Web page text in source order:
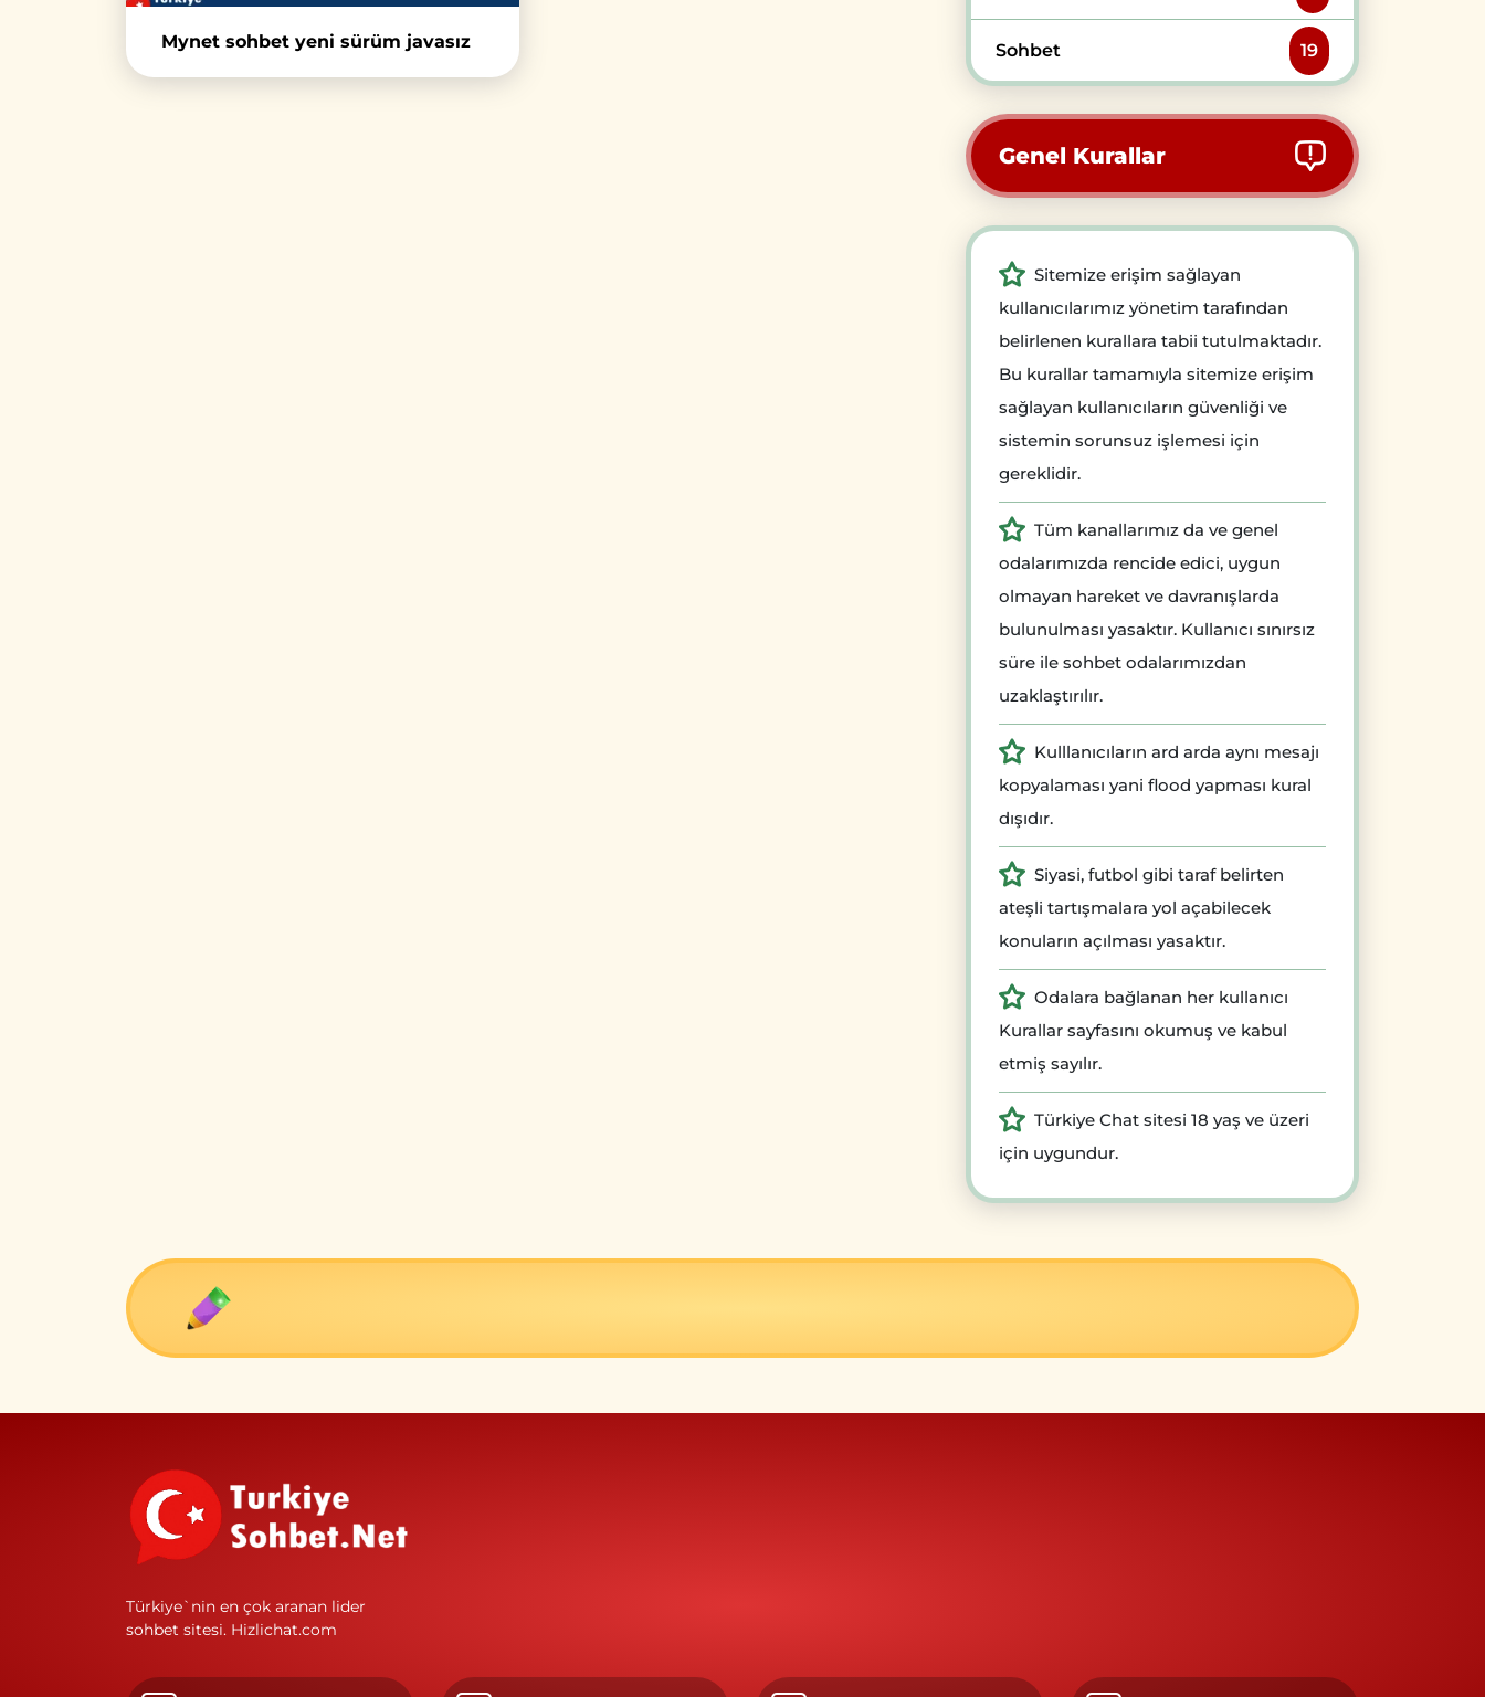
Mynet sohbet yeni sürüm javasız Sohbet 19
Genel Kurallar
Sitemize erişim sağlayan
kullanıcılarımız yönetim tarafından
belirlenen kurallara tabii tutulmaktadır.
Bu kurallar tamamıyla sitemize erişim
sağlayan kullanıcıların güvenliği ve
sistemin sorunsuz işlemesi için
gereklidir.
Tüm kanallarımız da ve genel
odalarımızda rencide edici, uygun
olmayan hareket ve davranışlarda
bulunulması yasaktır. Kullanıcı sınırsız
süre ile sohbet odalarımızdan
uzaklaştırılır.
Kulllanıcıların ard arda aynı mesajı
kopyalaması yani flood yapması kural
dışıdır.
Siyasi, futbol gibi taraf belirten
ateşli tartışmalara yol açabilecek
konuların açılması yasaktır.
Odalara bağlanan her kullanıcı
Kurallar sayfasını okumuş ve kabul
etmiş sayılır.
Türkiye Chat sitesi 18 yaş ve üzeri
için uygundur.
Türkiye`nin en çok aranan lider
sohbet sitesi. Hizlichat.com